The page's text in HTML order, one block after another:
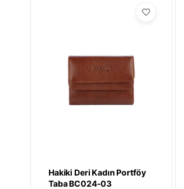
Hakiki Deri Kadın Portföy
Taba BC024-03